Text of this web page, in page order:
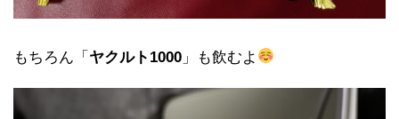
もちろん「 ヤクルト1000 」も飲むよ